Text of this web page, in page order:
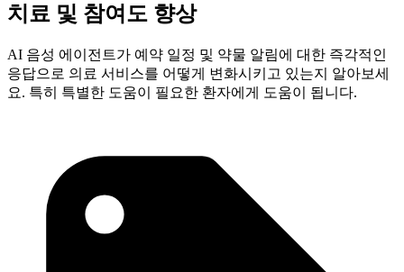
치료 및 참여도 향상
AI 음성 에이전트가 예약 일정 및 약물 알림에 대한 즉각적인
응답으로 의료 서비스를 어떻게 변화시키고 있는지 알아보세
요. 특히 특별한 도움이 필요한 환자에게 도움이 됩니다.